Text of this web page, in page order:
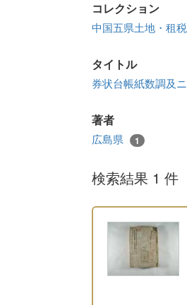
コレクション
中国五県土地・租
タイトル
券状台帳紙数調及
著者
広島県 1
検索結果 1 件